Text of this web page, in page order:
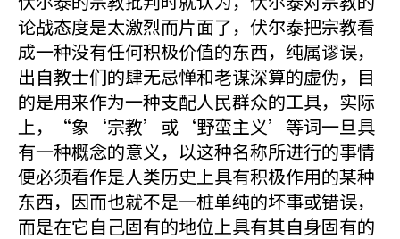
论战态度是太激烈而片面了，伏尔泰把宗教看
成一种没有任何积极价值的东西，纯属谬误，
出自教士们的肆无忌惮和老谋深算的虚伪，目
的是用来作为一种支配人民群众的工具，实际
上，“象‘宗教’或‘野蛮主义’等词一旦具
有一种概念的意义，以这种名称所进行的事情
便必须看作是人类历史上具有积极作用的某种
东西，因而也就不是一桩单纯的坏事或错误，
而是在它自己固有的地位上具有其自身固有的